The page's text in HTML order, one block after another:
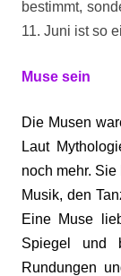
bestimmt,
11. Juni ist so
Muse sein
Die Musen
Laut
noch mehr.
Musik, den
Eine Muse
Spiegel und
Rundungen